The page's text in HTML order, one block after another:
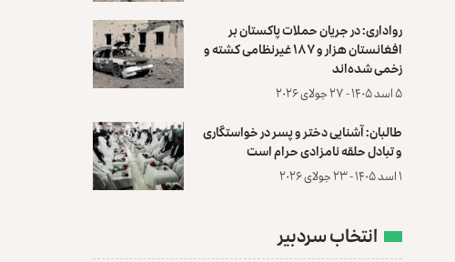
رواداری: در جریان حملات پاکستان بر
افغانستان هزار و ۱۸۷ غیرنظامی کشته و
زخمی شده‌اند
۵ اسد ۱۴۰۵ - ۲۷ جولای ۲۰۲۶
طالبان: آشنایی دختر و پسر در خواستگاری
و تبادل حلقه نامزادی حرام است
۱ اسد ۱۴۰۵ - ۲۳ جولای ۲۰۲۶
انتخاب سردبیر